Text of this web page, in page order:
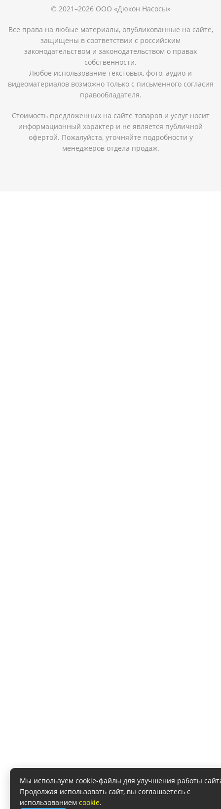
© 2021–2026 ООО «Дюкон Насосы»
Все права на любые материалы, опубликованные на сайте,
защищены в соответствии с российским
законодательством и законодательством о правах
собственности.
Любое использование текстовых, фото, аудио и
видеоматериалов возможно только с письменного согласия
правообладателя.
Стоимость предложенных на сайте товаров и услуг носит
информационный характер и не является публичной
офертой. Пожалуйста, уточняйте подробности у
менеджеров отдела продаж.
Мы используем cookie-файлы для улучшения работы
Продолжая использовать сайт, вы соглашаетесь с
использованием cookie.